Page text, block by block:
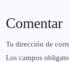
Comentar
Tu dirección de
Los campos